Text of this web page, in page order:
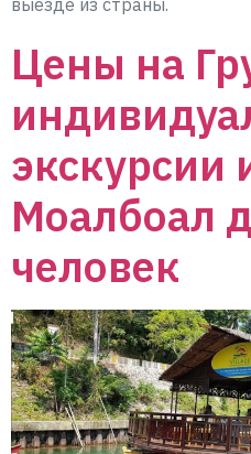
Цены на
экскурсии
Моалбоал
человек